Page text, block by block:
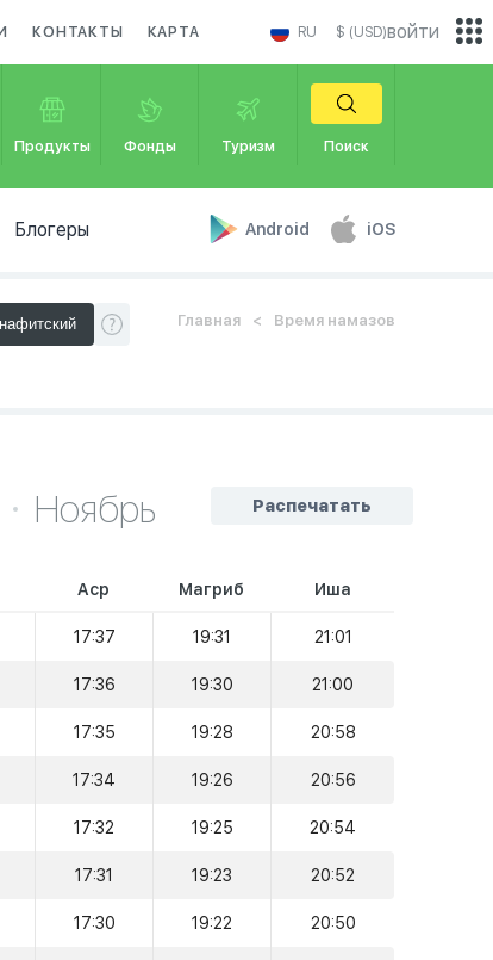
КОНТАКТЫ КАРТА RU $ (USD)
Продукты Фонды Туризм Поиск
Блогеры Android iOS
войти
Главная Время намазов
Распечатать
Ноябрь
Аср Магриб Иша
17:37 19:31 21:01
17:36 19:30 21:00
17:35 19:28 20:58
17:34 19:26 20:56
17:32 19:25 20:54
17:31 19:23 20:52
17:30 19:22 20:50